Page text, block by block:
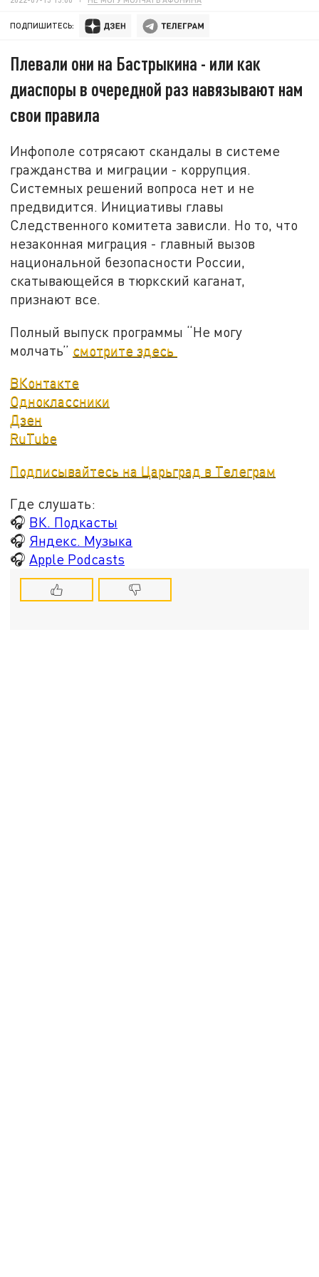
ПОДПИШИТЕСЬ:
Плевали они на Бастрыкина - или как
диаспоры в очередной раз навязывают нам
свои правила
Инфополе сотрясают скандалы в системе
гражданства и миграции - коррупция.
Системных решений вопроса нет и не
предвидится. Инициативы главы
Следственного комитета зависли. Но то, что
незаконная миграция - главный вызов
национальной безопасности России,
скатывающейся в тюркский каганат,
признают все.
Полный выпуск программы “Не могу
молчать” смотрите здесь
ВКонтакте
Одноклассники
Дзен
RuTube
Подписывайтесь на Царьград в Телеграм
Где слушать:
🎧 ВК. Подкасты
🎧 Яндекс. Музыка
🎧Apple Podcasts